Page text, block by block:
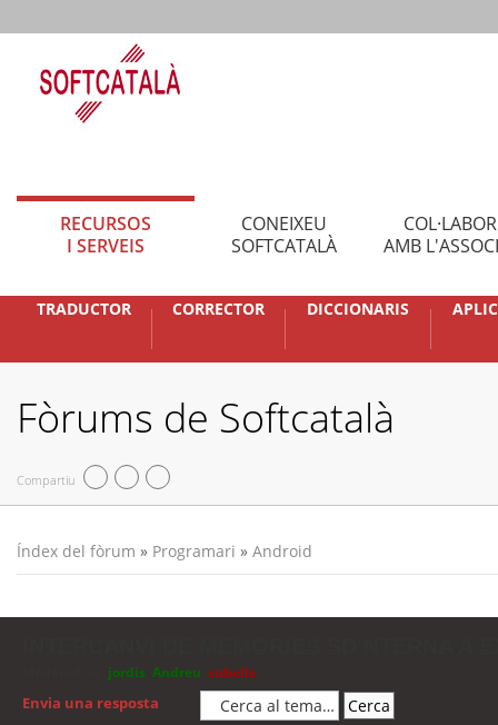
RECURSOS
I SERVEIS
CONEIXEU
SOFTCATALÀ
AMB
TRADUCTOR CORRECTOR DICCIONARIS
Fòrums de Softcatalà
Compartiu
Índex del fòrum » Programari » Android
jordis Andreu cubells
Envia una resposta